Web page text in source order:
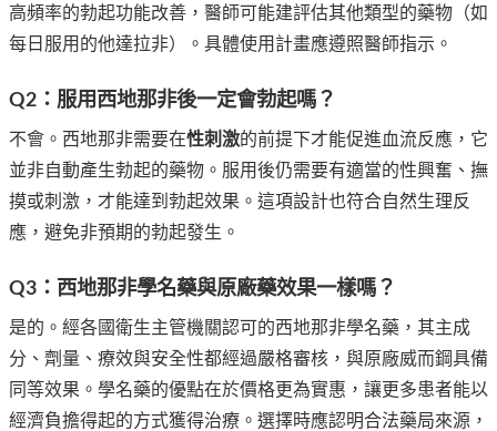
高頻率的勃起功能改善，醫師可能建評估其他類型的藥物（如
每日服用的他達拉非）。具體使用計畫應遵照醫師指示。
Q2：服用西地那非後一定會勃起嗎？
不會。西地那非需要在性刺激的前提下才能促進血流反應，它
並非自動產生勃起的藥物。服用後仍需要有適當的性興奮、撫
摸或刺激，才能達到勃起效果。這項設計也符合自然生理反
應，避免非預期的勃起發生。
Q3：西地那非學名藥與原廠藥效果一樣嗎？
是的。經各國衛生主管機關認可的西地那非學名藥，其主成
分、劑量、療效與安全性都經過嚴格審核，與原廠威而鋼具備
同等效果。學名藥的優點在於價格更為實惠，讓更多患者能以
經濟負擔得起的方式獲得治療。選擇時應認明合法藥局來源，